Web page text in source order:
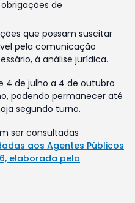
de
que possam suscitar
pela comunicação
à análise jurídica.
4 de julho a 4 de outubro
podendo permanecer até
segundo turno.
ser consultadas
aos Agentes Públicos
elaborada pela